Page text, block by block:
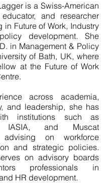
is a Swiss-American
and researcher
in Future of Work, Industry
development. She
in Management & Policy
of Bath, UK, where
at the Future of Work
across academia,
and leadership, she has
institutions such as
IASIA, and Muscat
advising on workforce
and strategic policies.
on advisory boards
professionals in
HR development.